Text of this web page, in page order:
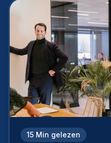
15 Min gelezen